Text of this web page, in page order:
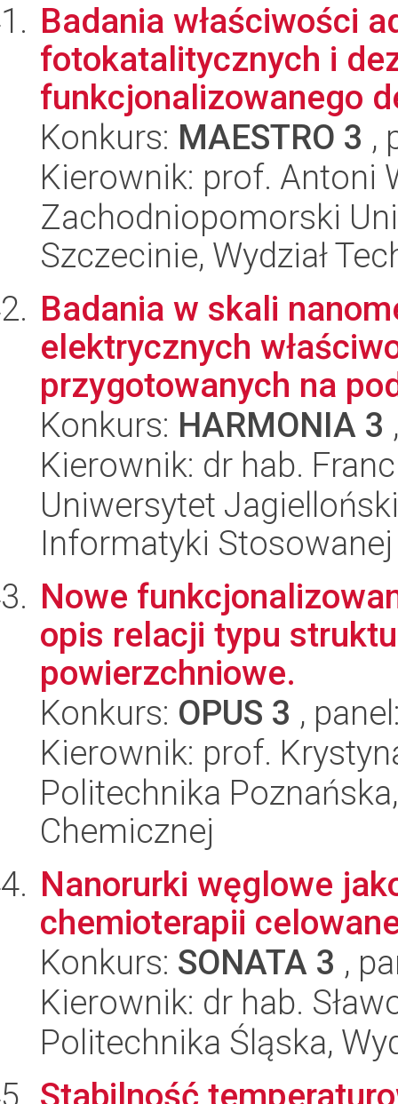
Badania właściwości
fotokatalitycznych i
funkcjonalizowanego
Konkurs: MAESTRO 3 ,
Kierownik: prof. Antoni
Zachodniopomorski
Szczecinie, Wydział
Badania w skali
elektrycznych
przygotowanych na
Konkurs: HARMONIA 3
Kierownik: dr hab.
Uniwersytet
Informatyki Stosowanej
Nowe
opis relacji typu
powierzchniowe.
Konkurs: OPUS 3 ,
Kierownik: prof.
Politechnika
Chemicznej
Nanorurki węglowe
chemioterapii
Konkurs: SONATA 3 ,
Kierownik: dr hab.
Politechnika Śląska,
Stabilność